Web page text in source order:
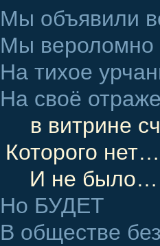
Мы объявили
Мы вероломно
На тихое
На своё
в витрине
Которого нет…
И не было…
Но БУДЕТ
В обществе